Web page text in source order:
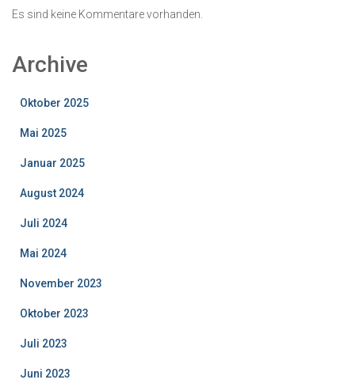
Es sind keine Kommentare vorhanden.
Archive
Oktober 2025
Mai 2025
Januar 2025
August 2024
Juli 2024
Mai 2024
November 2023
Oktober 2023
Juli 2023
Juni 2023